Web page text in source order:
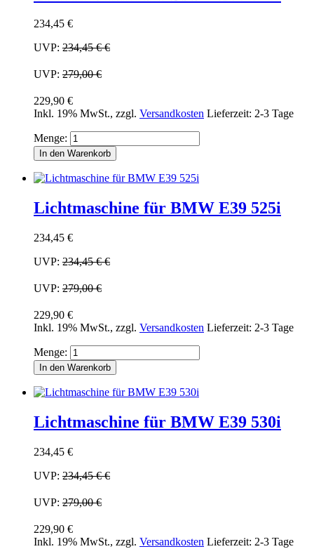
234,45 €
UVP: 234,45 €€
UVP: 279,00 €
229,90 €
Inkl. 19% MwSt., zzgl. Versandkosten Lieferzeit: 2-3 Tage
Menge:
In den Warenkorb
Lichtmaschine für BMW E39 525i
234,45 €
UVP: 234,45 €€
UVP: 279,00 €
229,90 €
Inkl. 19% MwSt., zzgl. Versandkosten Lieferzeit: 2-3 Tage
Menge:
In den Warenkorb
Lichtmaschine für BMW E39 530i
234,45 €
UVP: 234,45 €€
UVP: 279,00 €
229,90 €
Inkl. 19% MwSt., zzgl. Versandkosten Lieferzeit: 2-3 Tage